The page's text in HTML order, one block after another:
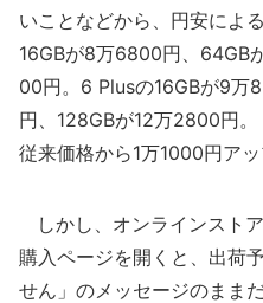
いことなどから、円安によ
16GBが8万6800円、64GB
00円。6 Plusの16GBが9万
円、128GBが12万2800円
従来価格から1万1000円アッ
しかし、オンラインスト
購入ページを開くと、出荷
せん」のメッセージのまま